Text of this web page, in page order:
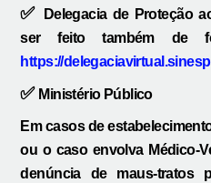
✅
Delegacia de Proteção
ser feito também de
https://
✅ Ministério Público
Em casos de
ou o caso envolva Médico-
denúncia de maus-tratos